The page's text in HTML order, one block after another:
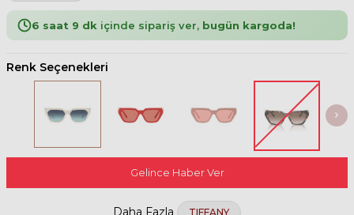
6 saat 9 dk içinde sipariş ver, bugün kargoda!
Renk Seçenekleri
Gelince Haber Ver
Daha Fazla TIFFANY